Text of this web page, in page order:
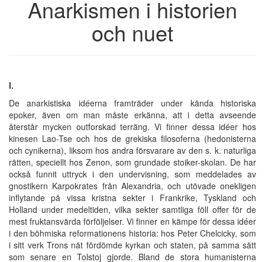
Anarkismen i historien
och nuet
I.
De anarkistiska idéerna framträder under kända historiska
epoker, även om man måste erkänna, att i detta avseende
återstår mycken outforskad terräng. Vi finner dessa idéer hos
kinesen Lao-Tse och hos de grekiska filosoferna (hedonisterna
och cynikerna), liksom hos andra försvarare av den s. k. naturliga
rätten, speciellt hos Zenon, som grundade stoiker-skolan. De har
också funnit uttryck i den undervisning, som meddelades av
gnostikern Karpokrates från Alexandria, och utövade onekligen
inflytande på vissa kristna sekter i Frankrike, Tyskland och
Holland under medeltiden, vilka sekter samtliga föll offer för de
mest fruktansvärda förföljelser. Vi finner en kämpe för dessa idéer
i den böhmiska reformationens historia: hos Peter Chelcicky, som
i sitt verk Trons nät fördömde kyrkan och staten, på samma sätt
som senare en Tolstoj gjorde. Bland de stora humanisterna